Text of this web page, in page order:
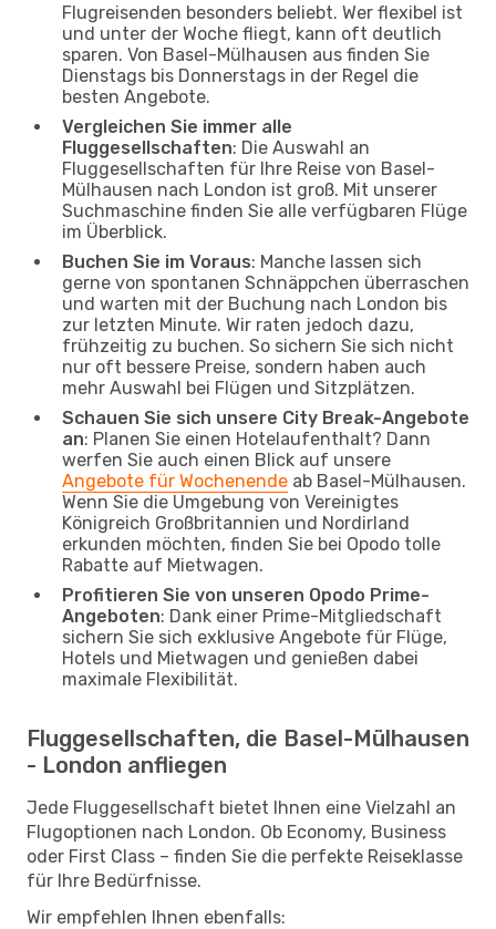
Flugreisenden besonders beliebt. Wer flexibel ist
und unter der Woche fliegt, kann oft deutlich
sparen. Von Basel-Mülhausen aus finden Sie
Dienstags bis Donnerstags in der Regel die
besten Angebote.
Vergleichen Sie immer alle
Fluggesellschaften: Die Auswahl an
Fluggesellschaften für Ihre Reise von Basel-
Mülhausen nach London ist groß. Mit unserer
Suchmaschine finden Sie alle verfügbaren Flüge
im Überblick.
Buchen Sie im Voraus: Manche lassen sich
gerne von spontanen Schnäppchen überraschen
und warten mit der Buchung nach London bis
zur letzten Minute. Wir raten jedoch dazu,
frühzeitig zu buchen. So sichern Sie sich nicht
nur oft bessere Preise, sondern haben auch
mehr Auswahl bei Flügen und Sitzplätzen.
Schauen Sie sich unsere City Break-Angebote
an: Planen Sie einen Hotelaufenthalt? Dann
werfen Sie auch einen Blick auf unsere
Angebote für Wochenende ab Basel-Mülhausen.
Wenn Sie die Umgebung von Vereinigtes
Königreich Großbritannien und Nordirland
erkunden möchten, finden Sie bei Opodo tolle
Rabatte auf Mietwagen.
Profitieren Sie von unseren Opodo Prime-
Angeboten: Dank einer Prime-Mitgliedschaft
sichern Sie sich exklusive Angebote für Flüge,
Hotels und Mietwagen und genießen dabei
maximale Flexibilität.
Fluggesellschaften, die Basel-Mülhausen
- London anfliegen
Jede Fluggesellschaft bietet Ihnen eine Vielzahl an
Flugoptionen nach London. Ob Economy, Business
oder First Class – finden Sie die perfekte Reiseklasse
für Ihre Bedürfnisse.
Wir empfehlen Ihnen ebenfalls: